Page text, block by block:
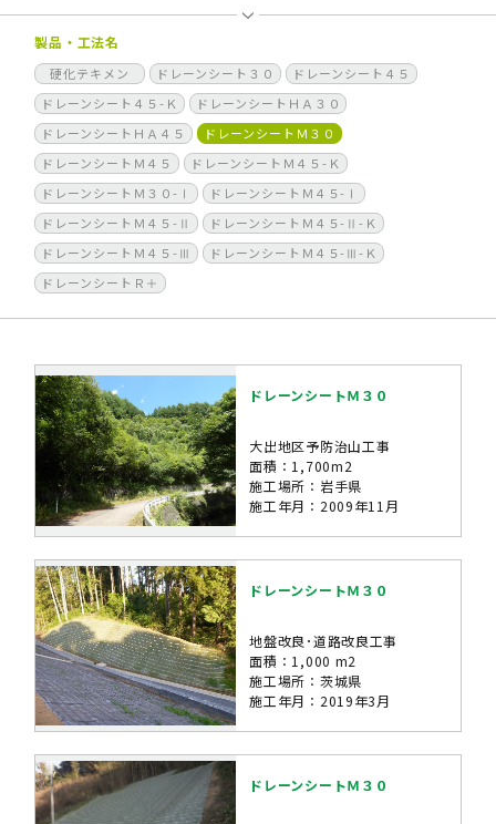
製品・工法名
硬化テキメン ドレーンシート３０
ドレーンシート４５
ドレーンシート４５-Ｋ
ドレーンシートＨＡ３０
ドレーンシートＨＡ４５
ドレーンシートＭ３０
ドレーンシートＭ４５
ドレーンシートＭ４５-Ｋ
ドレーンシートＭ３０-Ⅰ
ドレーンシートＭ４５-Ⅰ
ドレーンシートＭ４５-Ⅱ
ドレーンシートＭ４５-Ⅱ-Ｋ
ドレーンシートＭ４５-Ⅲ
ドレーンシートＭ４５-Ⅲ-Ｋ
ドレーンシートＲ＋
ドレーンシートＭ３０
大出地区予防治山工事
面積：1,700m2
施工場所：岩手県
施工年月：2009年11月
ドレーンシートＭ３０
地盤改良･道路改良工事
面積：1,000 m2
施工場所：茨城県
施工年月：2019年3月
ドレーンシートＭ３０